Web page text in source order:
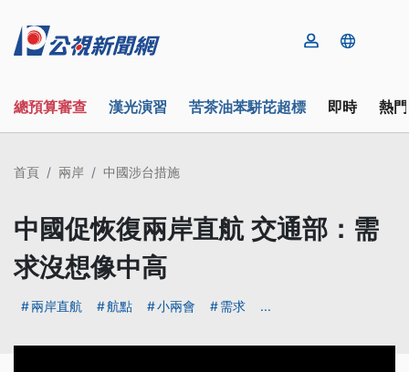
總預算審查 漢光演習 苦茶油苯駢芘超標 即時 熱
首頁 兩岸 中國涉台措施
中國促恢復兩岸直航 交通部：需
求沒想像中高
兩岸直航 航點 小兩會 需求 ...